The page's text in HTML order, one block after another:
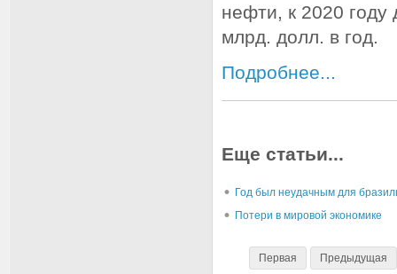
нефти, к 2020 году
млрд. долл. в год.
Подробнее...
Еще статьи...
Год был неудачным для
Потери в мировой экономике
Первая Предыдущая